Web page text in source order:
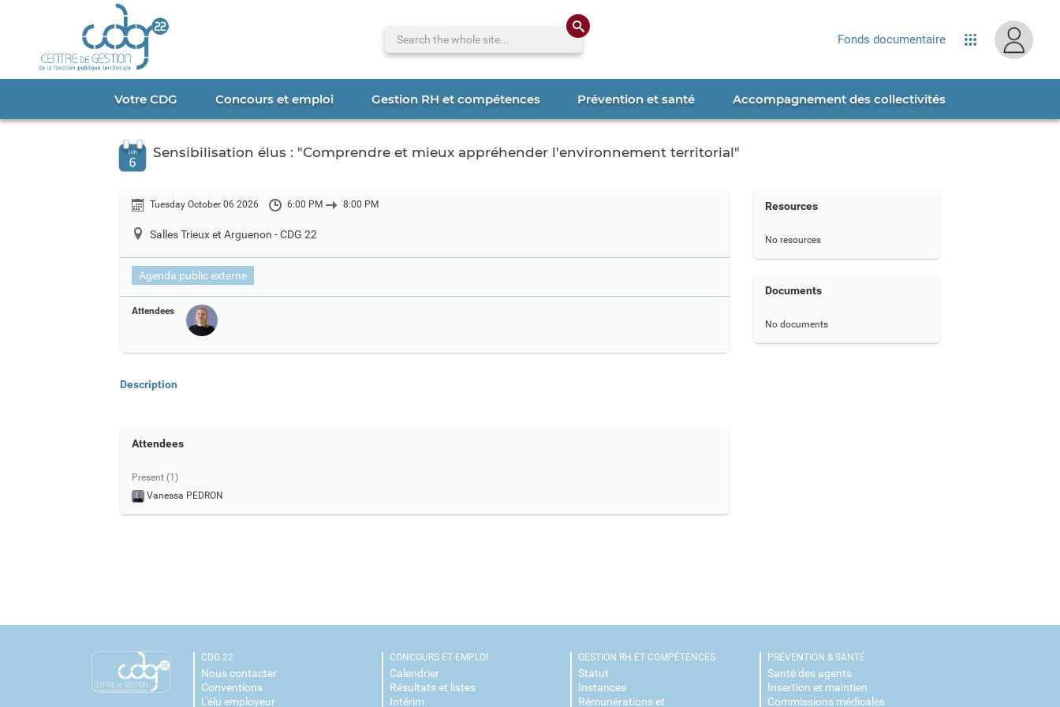
CDG
Search the whole site... Fonds documentaire Applications
Votre CDG Concours et emploi Gestion RH et compétences Prévention et santé Accompagnement des collectivités
Sensibilisation élus : "Comprendre et mieux appréhender l'environnement territorial"
Tuesday October 06 2026 6:00 PM 8:00 PM
Salles Trieux et Arguenon - CDG 22
Agenda public externe
Attendees
Description
Attendees
Present (1)
Vanessa PEDRON
Resources
No resources
Documents
No documents
CDG 22
Nous contacter
Conventions
L'élu employeur
CONCOURS ET EMPLOI
Calendrier
Résultats et listes
Intérim
GESTION RH ET COMPÉTENCES
Statut
Instances
Rémunérations et
PRÉVENTION & SANTÉ
Santé des agents
Insertion et maintien
Commissions médicales
Cookies management panel